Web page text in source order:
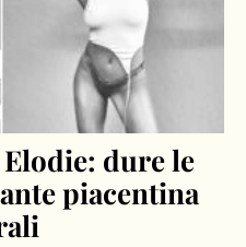
dure le
piacentina